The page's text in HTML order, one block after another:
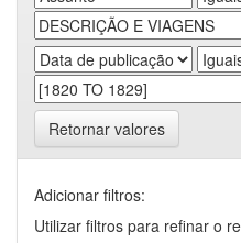
Retornar valores
Adicionar filtros:
Utilizar filtros para refinar o